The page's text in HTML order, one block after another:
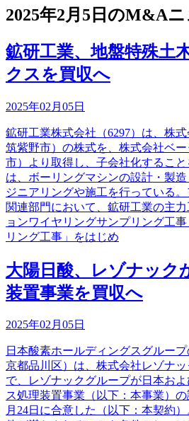
2025年2月5日のM&A
鉱研工業、地盤特殊土
クスを買収へ
2025年02月05日
鉱研工業株式会社（6297）は、株
筑紫野市）の株式を、株式会社ベ
市）より取得し、子会社化するこ
は、ボーリングマシンの設計・製
ジニアリングや施工を行っている
関連部門において、鉱研工業の主
ョンワイヤリングサンプリング工
リング工事」をはじめ
大陽日酸、レゾナック
装置事業を買収へ
2025年02月05日
日本酸素ホールディングスグルー
京都品川区）は、株式会社レゾナ
で、レゾナックグループが日本お
ス処理装置事業（以下：本事業）
月24日に合意した（以下：本契約